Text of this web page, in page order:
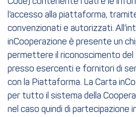
l’accesso alla piattaforma,
convenzionati e autorizzati.
inCooperazione è presente un
permettere il riconoscimento del
presso esercenti e fornitori di
con la Piattaforma. La Carta
per tutto il sistema della
nel caso quindi di partecipazione